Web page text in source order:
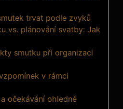
trvat podle zvyků
vs. plánování svatby: Jak
smutku při organizaci
v rámci
očekávání ohledně